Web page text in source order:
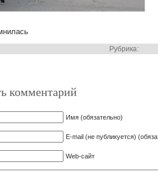
Рубрика:
комментарий
Имя (обязательно)
E-mail (не публикуется)
Web-сайт